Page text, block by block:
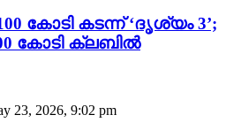
കോടി കടന്ന് ‘ദൃശ്യം 3’;
കോടി ക്ലബിൽ
23, 2026, 9:02 pm